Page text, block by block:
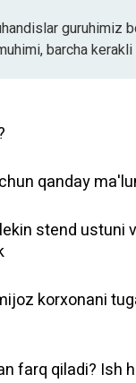
guruhimiz
barcha
qanday
stend ustuni
korxonani
farq qiladi? Ish